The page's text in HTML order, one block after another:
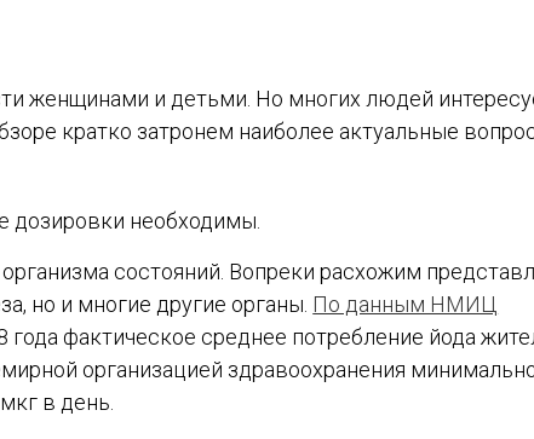
женщинами и детьми. Но многих людей
кратко затронем наиболее актуальные
дозировки необходимы.
состояний. Вопреки расхожим
но и многие другие органы. По данным НМИЦ
года фактическое среднее потребление йода
организацией здравоохранения
в день.